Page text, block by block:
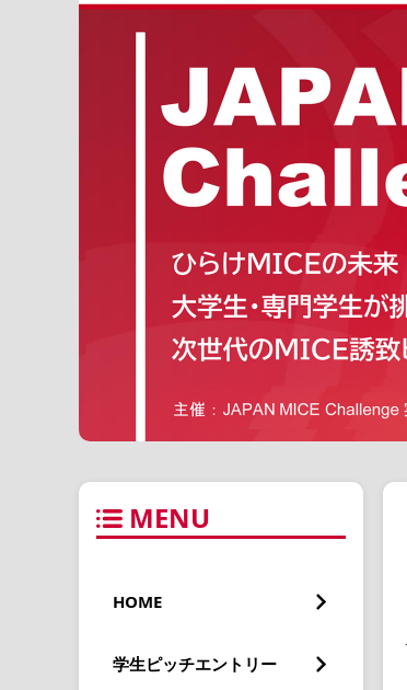
MENU
HOME
学生ピッチエントリー